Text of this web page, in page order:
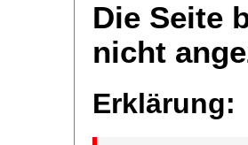
Die Seite
nicht
Erklärung: